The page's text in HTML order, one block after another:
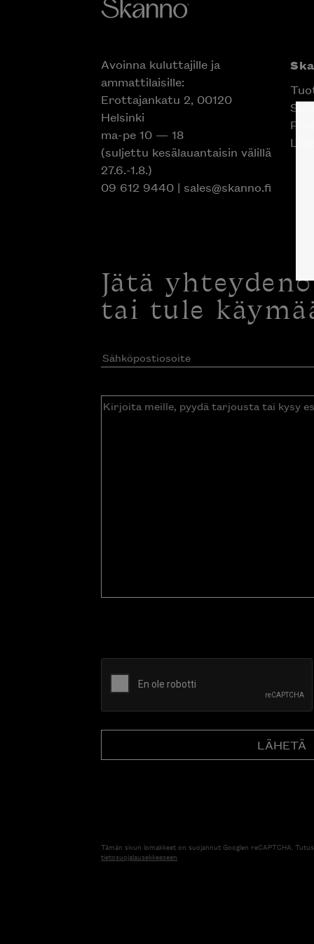
Avoinna kuluttajille ja
ammattilaisille:
Erottajankatu 2, 00120
Helsinki
ma-pe 10 — 18
(suljettu kesälauantaisin välillä
27.6.-1.8.)
09 612 9440| sales@skanno.fi
Jätä
tai tule
Sähköpostiosoite(Pakollinen)
Kirjoita
Tämän sivun lomakkeet on suojannut Googlen reCAPTCHA.
tietosuojalausekkeeseen